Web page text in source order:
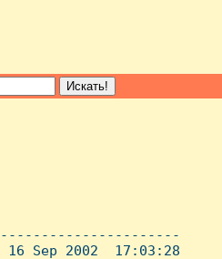
2002  17:03:28